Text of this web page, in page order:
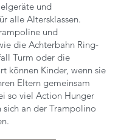
und
alle Altersklassen.
und
die Achterbahn Ring-
Turm oder die
können Kinder, wenn sie
Eltern gemeinsam
so viel Action Hunger
sich an der Trampolino